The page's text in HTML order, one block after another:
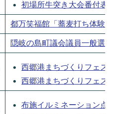
初場所牛突き大会番付表
都万笑福館「蕎麦打ち体験
隠岐の島町議会議員一般選
西郷港まちづくりフェス
西郷港まちづくりフェス
布施イルミネーション点